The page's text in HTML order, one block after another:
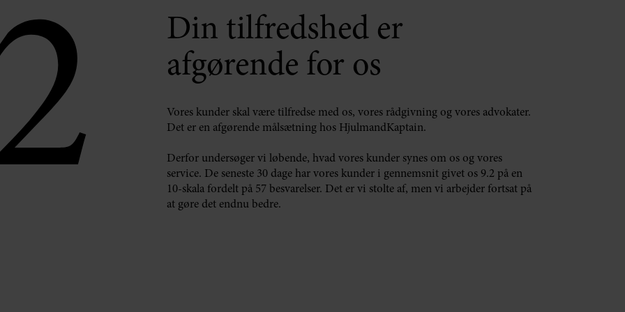
Din tilfredshed er
afgørende for os
Vores kunder skal være tilfredse med os, vores rådgivning og vores advokater.
Det er en afgørende målsætning hos HjulmandKaptain.
Derfor undersøger vi løbende, hvad vores kunder synes om os og vores
service. De seneste 30 dage har vores kunder i gennemsnit givet os 9.2 på en
10-skala fordelt på 57 besvarelser. Det er vi stolte af, men vi arbejder fortsat på
at gøre det endnu bedre.